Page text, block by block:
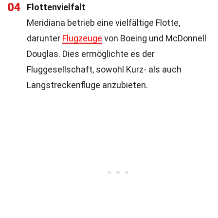
04
Flottenvielfalt
Meridiana betrieb eine vielfältige Flotte,
darunter Flugzeuge von Boeing und McDonnell
Douglas. Dies ermöglichte es der
Fluggesellschaft, sowohl Kurz- als auch
Langstreckenflüge anzubieten.